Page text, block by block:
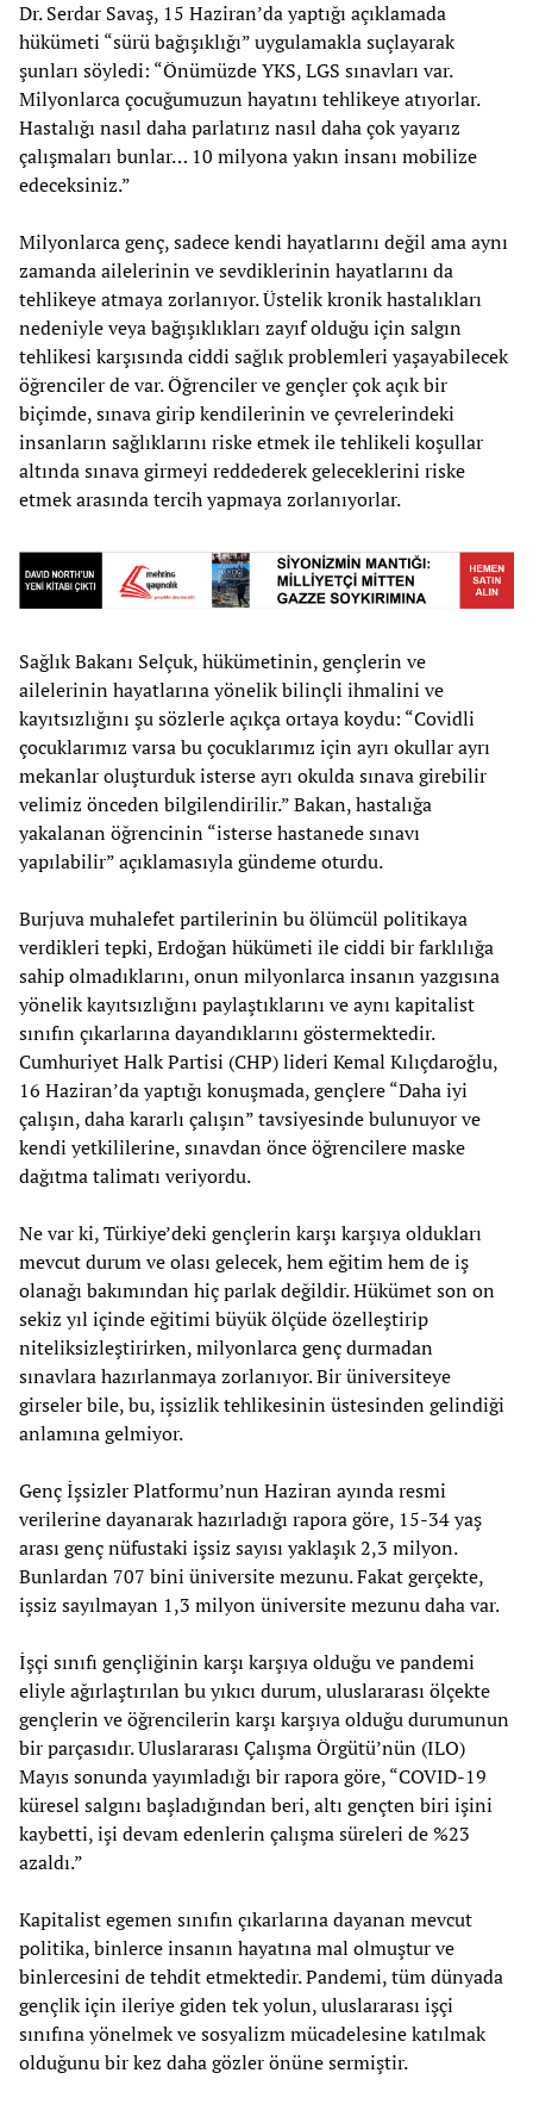
Dr. Serdar Savaş, 15 Haziran’da yaptığı açıklamada
hükümeti “sürü bağışıklığı” uygulamakla suçlayarak
şunları söyledi: “Önümüzde YKS, LGS sınavları var.
Milyonlarca çocuğumuzun hayatını tehlikeye atıyorlar.
Hastalığı nasıl daha parlatırız nasıl daha çok yayarız
çalışmaları bunlar… 10 milyona yakın insanı mobilize
edeceksiniz.”
Milyonlarca genç, sadece kendi hayatlarını değil ama aynı
zamanda ailelerinin ve sevdiklerinin hayatlarını da
tehlikeye atmaya zorlanıyor. Üstelik kronik hastalıkları
nedeniyle veya bağışıklıkları zayıf olduğu için salgın
tehlikesi karşısında ciddi sağlık problemleri yaşayabilecek
öğrenciler de var. Öğrenciler ve gençler çok açık bir
biçimde, sınava girip kendilerinin ve çevrelerindeki
insanların sağlıklarını riske etmek ile tehlikeli koşullar
altında sınava girmeyi reddederek geleceklerini riske
etmek arasında tercih yapmaya zorlanıyorlar.
Sağlık Bakanı Selçuk, hükümetinin, gençlerin ve
ailelerinin hayatlarına yönelik bilinçli ihmalini ve
kayıtsızlığını şu sözlerle açıkça ortaya koydu: “Covidli
çocuklarımız varsa bu çocuklarımız için ayrı okullar ayrı
mekanlar oluşturduk isterse ayrı okulda sınava girebilir
velimiz önceden bilgilendirilir.” Bakan, hastalığa
yakalanan öğrencinin “isterse hastanede sınavı
yapılabilir” açıklamasıyla gündeme oturdu.
Burjuva muhalefet partilerinin bu ölümcül politikaya
verdikleri tepki, Erdoğan hükümeti ile ciddi bir farklılığa
sahip olmadıklarını, onun milyonlarca insanın yazgısına
yönelik kayıtsızlığını paylaştıklarını ve aynı kapitalist
sınıfın çıkarlarına dayandıklarını göstermektedir.
Cumhuriyet Halk Partisi (CHP) lideri Kemal Kılıçdaroğlu,
16 Haziran’da yaptığı konuşmada, gençlere “Daha iyi
çalışın, daha kararlı çalışın” tavsiyesinde bulunuyor ve
kendi yetkililerine, sınavdan önce öğrencilere maske
dağıtma talimatı veriyordu.
Ne var ki, Türkiye’deki gençlerin karşı karşıya oldukları
mevcut durum ve olası gelecek, hem eğitim hem de iş
olanağı bakımından hiç parlak değildir. Hükümet son on
sekiz yıl içinde eğitimi büyük ölçüde özelleştirip
niteliksizleştirirken, milyonlarca genç durmadan
sınavlara hazırlanmaya zorlanıyor. Bir üniversiteye
girseler bile, bu, işsizlik tehlikesinin üstesinden gelindiği
anlamına gelmiyor.
Genç İşsizler Platformu’nun Haziran ayında resmi
verilerine dayanarak hazırladığı rapora göre, 15-34 yaş
arası genç nüfustaki işsiz sayısı yaklaşık 2,3 milyon.
Bunlardan 707 bini üniversite mezunu. Fakat gerçekte,
işsiz sayılmayan 1,3 milyon üniversite mezunu daha var.
İşçi sınıfı gençliğinin karşı karşıya olduğu ve pandemi
eliyle ağırlaştırılan bu yıkıcı durum, uluslararası ölçekte
gençlerin ve öğrencilerin karşı karşıya olduğu durumunun
bir parçasıdır. Uluslararası Çalışma Örgütü’nün (ILO)
Mayıs sonunda yayımladığı bir rapora göre, “COVID-19
küresel salgını başladığından beri, altı gençten biri işini
kaybetti, işi devam edenlerin çalışma süreleri de %23
azaldı.”
Kapitalist egemen sınıfın çıkarlarına dayanan mevcut
politika, binlerce insanın hayatına mal olmuştur ve
binlercesini de tehdit etmektedir. Pandemi, tüm dünyada
gençlik için ileriye giden tek yolun, uluslararası işçi
sınıfına yönelmek ve sosyalizm mücadelesine katılmak
olduğunu bir kez daha gözler önüne sermiştir.